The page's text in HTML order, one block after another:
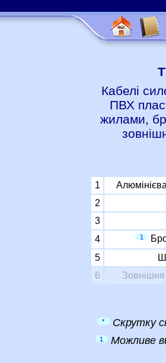
Кабелі
ПВХ
жилами,
1
2
3
4
1
5
6
Зовнішня
* Скрутку
1 Можливе